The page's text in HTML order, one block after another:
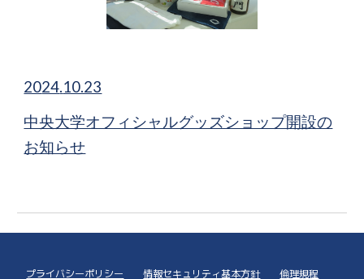
2024.10.23
中央大学オフィシャルグッズショップ開設の
お知らせ
プライバシーポリシー 情報セキュリティ基本方針 倫理規程